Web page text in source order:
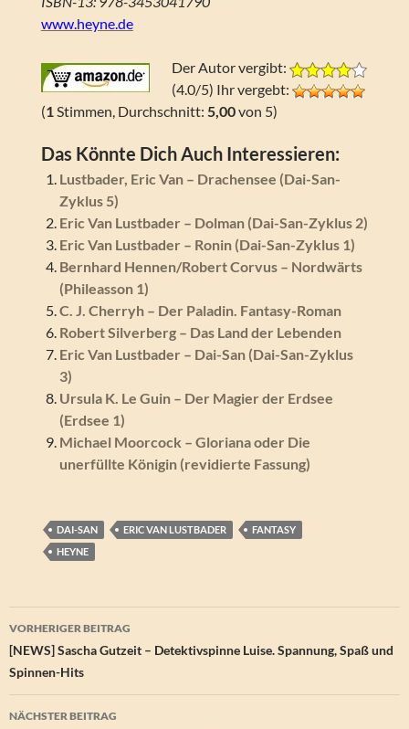
www.heyne.de
Der Autor vergibt:
(4.0/5) Ihr vergebt:
(1Stimmen, Durchschnitt: 5,00von 5)
Das Könnte Dich Auch Interessieren:
Lustbader, Eric Van – Drachensee (Dai-San-
Zyklus 5)
Eric Van Lustbader – Dolman (Dai-San-Zyklus 2)
Eric Van Lustbader – Ronin (Dai-San-Zyklus 1)
Bernhard Hennen/Robert Corvus – Nordwärts
(Phileasson 1)
C. J. Cherryh – Der Paladin. Fantasy-Roman
Robert Silverberg – Das Land der Lebenden
Eric Van Lustbader – Dai-San (Dai-San-Zyklus
3)
Ursula K. Le Guin – Der Magier der Erdsee
(Erdsee 1)
Michael Moorcock – Gloriana oder Die
unerfüllte Königin (revidierte Fassung)
DAI-SAN ERIC VAN LUSTBADER
FANTASY
HEYNE
Beitragsnavigation
VORHERIGER BEITRAG
[NEWS] Sascha Gutzeit – Detektivspinne Luise. Spannung, Spaß und
Spinnen-Hits
NÄCHSTER BEITRAG